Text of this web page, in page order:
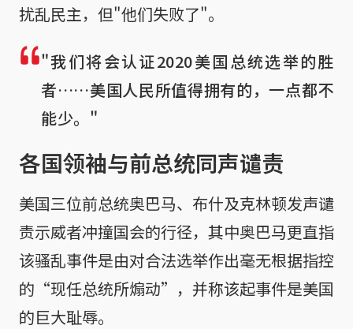
扰乱民主，但"他们失败了"。
"我们将会认证2020美国总统选举的胜
者……美国人民所值得拥有的，一点都不
能少。"
各国领袖与前总统同声谴责
美国三位前总统奥巴马、布什及克林顿发声谴
责示威者冲撞国会的行径，其中奥巴马更直指
该骚乱事件是由对合法选举作出毫无根据指控
的“现任总统所煽动”，并称该起事件是美国
的巨大耻辱。